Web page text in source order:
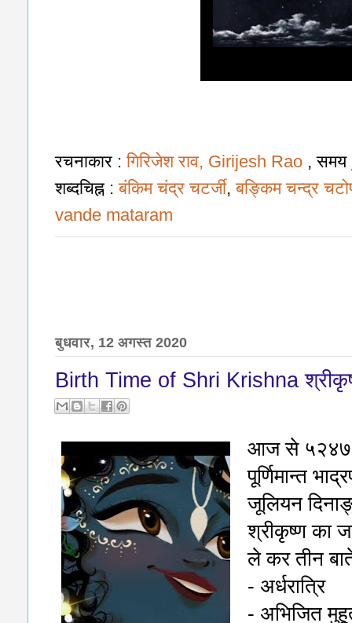
रचनाकार :गिरिजेश राव, Girijesh Rao , समय
शब्दचिह्न :बंकिम चंद्र चटर्जी,बङ्किम चन्द्र
vande mataram
बुधवार, 12 अगस्त 2020
Birth Time of Shri Krishna
आज से ५२४७
पूर्णिमान्त
जूलियन
श्रीकृष्ण का
ले कर तीन
- अर्धरात्रि
- अभिजित